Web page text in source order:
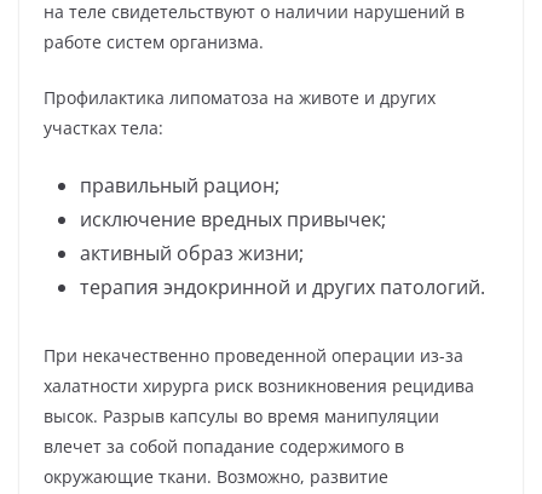
на теле свидетельствуют о наличии нарушений в
работе систем организма.
Профилактика липоматоза на животе и других
участках тела:
правильный рацион;
исключение вредных привычек;
активный образ жизни;
терапия эндокринной и других патологий.
При некачественно проведенной операции из-за
халатности хирурга риск возникновения рецидива
высок. Разрыв капсулы во время манипуляции
влечет за собой попадание содержимого в
окружающие ткани. Возможно, развитие